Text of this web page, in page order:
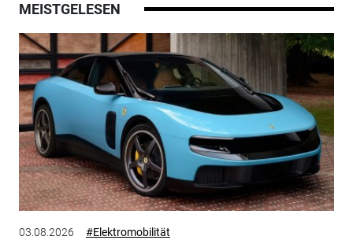
MEISTGELESEN
03.08.2026 #Elektromobilität